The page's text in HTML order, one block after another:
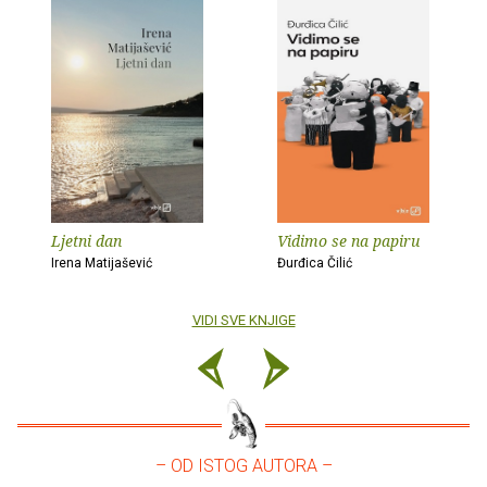
Ljetni dan
Irena Matijašević
Vidimo se na papiru
Đurđica Čilić
VIDI SVE KNJIGE
– OD ISTOG AUTORA –